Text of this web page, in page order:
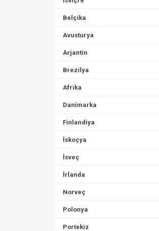
Belçika
Avusturya
Arjantin
Brezilya
Afrika
Danimarka
Finlandiya
İskoçya
İsveç
İrlanda
Norveç
Polonya
Portekiz